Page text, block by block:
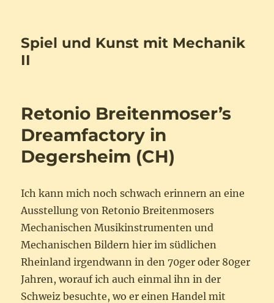
Spiel und Kunst mit Mechanik
II
Retonio Breitenmoser’s
Dreamfactory in
Degersheim (CH)
Ich kann mich noch schwach erinnern an eine
Ausstellung von Retonio Breitenmosers
Mechanischen Musikinstrumenten und
Mechanischen Bildern hier im südlichen
Rheinland irgendwann in den 70ger oder 80ger
Jahren, worauf ich auch einmal ihn in der
Schweiz besuchte, wo er einen Handel mit